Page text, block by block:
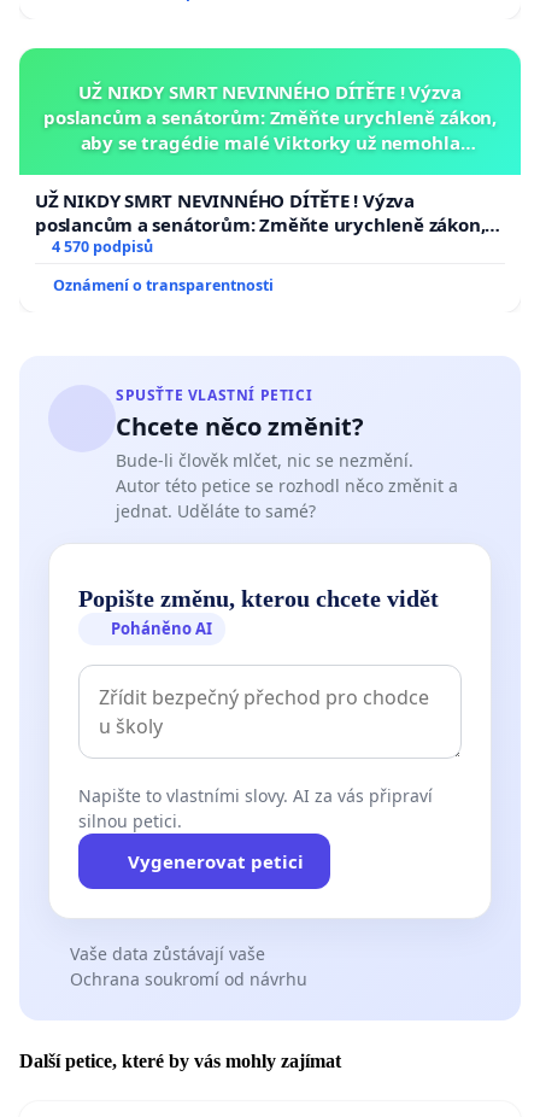
UŽ NIKDY SMRT NEVINNÉHO DÍTĚTE ! Výzva
poslancům a senátorům: Změňte urychleně zákon,
aby se tragédie malé Viktorky už nemohla
UŽ NIKDY SMRT NEVINNÉHO DÍTĚTE ! Výzva
poslancům a senátorům: Změňte urychleně zákon,
aby se tragédie malé Viktorky už nemohla opakovat!
4 570 podpisů
Oznámení o transparentnosti
SPUSŤTE VLASTNÍ PETICI
Chcete něco změnit?
Bude-li člověk mlčet, nic se nezmění.
Autor této petice se rozhodl něco změnit a
jednat. Uděláte to samé?
Popište změnu, kterou chcete vidět
Poháněno AI
Napište to vlastními slovy. AI za vás připraví
silnou petici.
Vygenerovat petici
Vaše data zůstávají vaše
Ochrana soukromí od návrhu
Další petice, které by vás mohly zajímat